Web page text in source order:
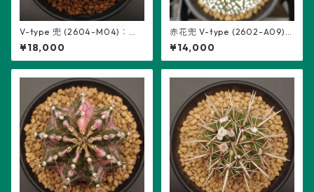
V-type 兜 (2604-M04)：ア
ストロフィツム属 ※実生、2頭
立ち、5稜
¥18,000
赤花兜 V-type (2602-A09)：
アストロフィツム属 ※実生
¥14,000